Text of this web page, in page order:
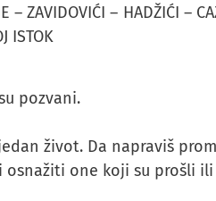
– ZAVIDOVIĆI – HADŽIĆI –
ISTOK
pozvani.
život. Da napraviš
one koji su prošli